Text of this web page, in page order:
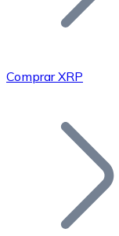
Bitcoin
Comprar XRP